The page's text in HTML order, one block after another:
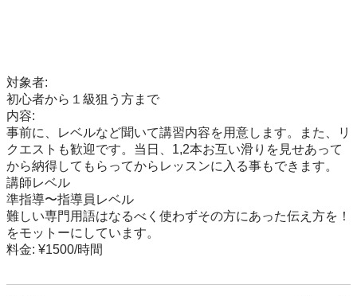
対象者:
初心者から１級狙う方まで
内容:
事前に、レベルなど聞いて講習内容を用意します。また、リ
クエストも歓迎です。当日、1,2本お互い滑りを見せあって
から納得してもらってからレッスンに入る事もできます。
講師レベル
準指導〜指導員レベル
難しい専門用語はなるべく使わずその方にあった伝え方を！
をモットーにしています。
料金: ¥1500/時間